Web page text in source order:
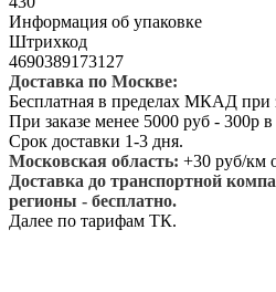
Информация об упаковке
Штрихкод
4690389173127
Доставка по Москве:
Бесплатная в пределах МКАД при
При заказе менее 5000 руб - 300р
Срок доставки 1-3 дня.
Московская область: +30 руб/км
Доставка до транспортной
регионы - бесплатно.
Далее по тарифам ТК.